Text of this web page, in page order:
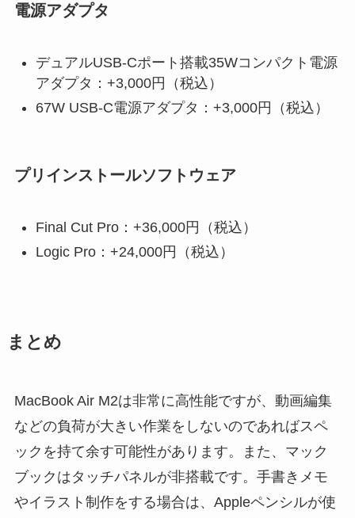
電源アダプタ
デュアルUSB-Cポート搭載35Wコンパクト電源
アダプタ：+3,000円（税込）
67W USB-C電源アダプタ：+3,000円（税込）
プリインストールソフトウェア
Final Cut Pro：+36,000円（税込）
Logic Pro：+24,000円（税込）
まとめ
MacBook Air M2は非常に高性能ですが、動画編集
などの負荷が大きい作業をしないのであればスペ
ックを持て余す可能性があります。また、マック
ブックはタッチパネルが非搭載です。手書きメモ
やイラスト制作をする場合は、Appleペンシルが使